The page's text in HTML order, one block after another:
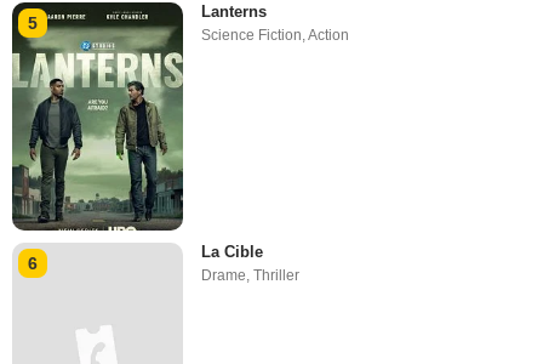
5
Lanterns
Science Fiction ,Action
6
La Cible
Drame,Thriller